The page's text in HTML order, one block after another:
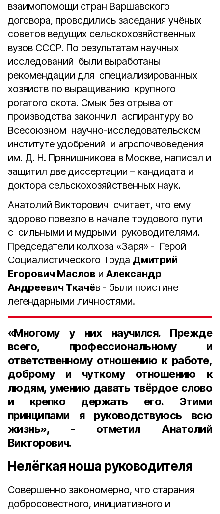
взаимопомощи стран Варшавского
договора, проводились заседания учёных
советов ведущих сельскохозяйственных
вузов СССР. По результатам научных
исследований были выработаны
рекомендации для специализированных
хозяйств по выращиванию крупного
рогатого скота. Смык без отрыва от
производства закончил аспирантуру во
Всесоюзном научно-исследовательском
институте удобрений и агропочвоведения
им. Д. Н. Прянишникова в Москве, написал и
защитил две диссертации – кандидата и
доктора сельскохозяйственных наук.
Анатолий Викторович считает, что ему
здорово повезло в начале трудового пути
с сильными и мудрыми руководителями.
Председатели колхоза «Заря» - Герой
Социалистического Труда Дмитрий
Егорович Маслов и Александр
Андреевич Ткачёв - были поистине
легендарными личностями.
«Многому у них научился. Прежде
всего, профессиональному и
ответственному отношению к работе,
доброму и чуткому отношению к
людям, умению давать твёрдое слово
и крепко держать его. Этими
принципами я руководствуюсь всю
жизнь», - отметил Анатолий
Викторович.
Нелёгкая ноша руководителя
Совершенно закономерно, что старания
добросовестного, инициативного и